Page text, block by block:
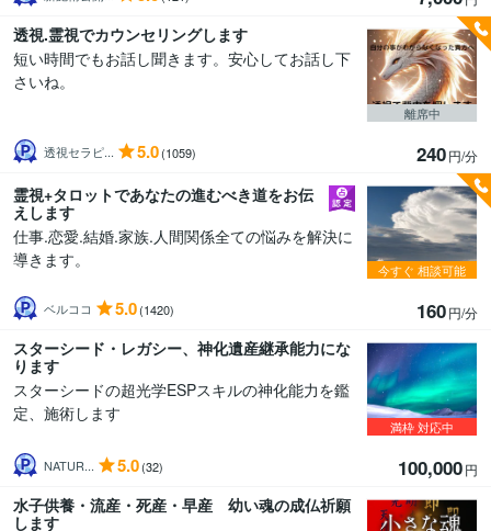
透視.霊視でカウンセリングします
短い時間でもお話し聞きます。安心してお話し下
さいね。
透視セラピ... 5.0(1059) 240円/分
離席中
霊視+タロットであなたの進むべき道をお伝
えします
仕事.恋愛.結婚.家族.人間関係全ての悩みを解決に
導きます。
ベルココ 5.0(1420) 160円/分
今すぐ 相談可能
スターシード・レガシー、神化遺産継承能力にな
ります
スターシードの超光学ESPスキルの神化能力を鑑
定、施術します
NATUR... 5.0(32) 100,000円
満枠対応中
水子供養・流産・死産・早産 幼い魂の成仏祈願
します